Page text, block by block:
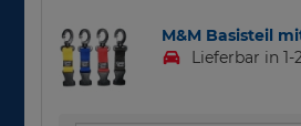
M&M Basisteil
Lieferbar in 1-